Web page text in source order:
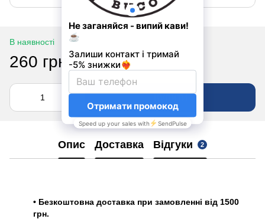
В наявності
260 грн
Купити
Опис Доставка Відгуки 2
• Безкоштовна доставка при замовленні від 1500
грн.